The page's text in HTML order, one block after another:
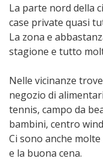
La parte nord della
case private quasi
La zona e
stagione e tutto
Nelle vicinanze
negozio di
tennis, campo da
bambini, centro
Ci sono anche
e la buona cena.